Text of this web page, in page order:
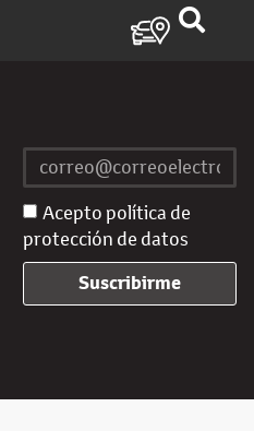
Acepto política de
protección de datos
Suscribirme